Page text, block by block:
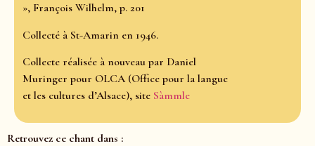
», François Wilhelm, p. 201
Collecté à St-Amarin en 1946.
Collecte réalisée à nouveau par Daniel
Muringer pour OLCA (Office pour la langue
et les cultures d’Alsace), site Sàmmle
Retrouvez ce chant dans :